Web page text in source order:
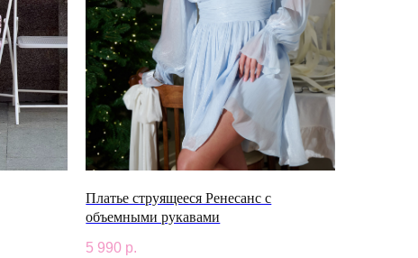
Платье струящееся Ренесанс с
объемными рукавами
5 990 р.